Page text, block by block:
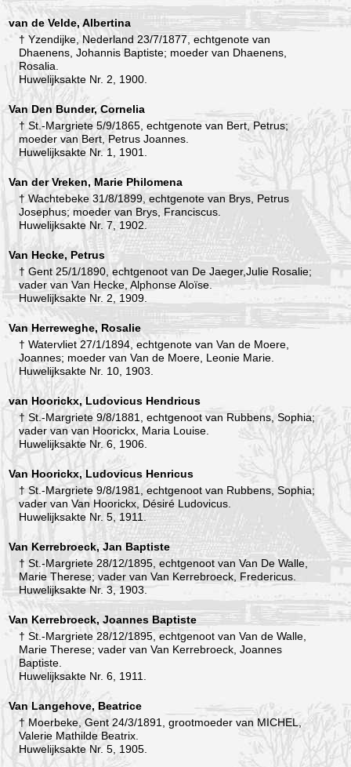
van de Velde, Albertina
† Yzendijke, Nederland 23/7/1877, echtgenote van
Dhaenens, Johannis Baptiste; moeder van Dhaenens,
Rosalia.
Huwelijksakte Nr. 2, 1900.
Van Den Bunder, Cornelia
† St.-Margriete 5/9/1865, echtgenote van Bert, Petrus;
moeder van Bert, Petrus Joannes.
Huwelijksakte Nr. 1, 1901.
Van der Vreken, Marie Philomena
† Wachtebeke 31/8/1899, echtgenote van Brys, Petrus
Josephus; moeder van Brys, Franciscus.
Huwelijksakte Nr. 7, 1902.
Van Hecke, Petrus
† Gent 25/1/1890, echtgenoot van De Jaeger,Julie Rosalie;
vader van Van Hecke, Alphonse Aloïse.
Huwelijksakte Nr. 2, 1909.
Van Herreweghe, Rosalie
† Watervliet 27/1/1894, echtgenote van Van de Moere,
Joannes; moeder van Van de Moere, Leonie Marie.
Huwelijksakte Nr. 10, 1903.
van Hoorickx, Ludovicus Hendricus
† St.-Margriete 9/8/1881, echtgenoot van Rubbens, Sophia;
vader van van Hoorickx, Maria Louise.
Huwelijksakte Nr. 6, 1906.
Van Hoorickx, Ludovicus Henricus
† St.-Margriete 9/8/1981, echtgenoot van Rubbens, Sophia;
vader van Van Hoorickx, Désiré Ludovicus.
Huwelijksakte Nr. 5, 1911.
Van Kerrebroeck, Jan Baptiste
† St.-Margriete 28/12/1895, echtgenoot van Van De Walle,
Marie Therese; vader van Van Kerrebroeck, Fredericus.
Huwelijksakte Nr. 3, 1903.
Van Kerrebroeck, Joannes Baptiste
† St.-Margriete 28/12/1895, echtgenoot van Van de Walle,
Marie Therese; vader van Van Kerrebroeck, Joannes
Baptiste.
Huwelijksakte Nr. 6, 1911.
Van Langehove, Beatrice
† Moerbeke, Gent 24/3/1891, grootmoeder van MICHEL,
Valerie Mathilde Beatrix.
Huwelijksakte Nr. 5, 1905.